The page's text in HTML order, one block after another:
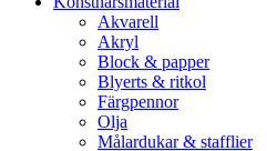
Akvarell
Akryl
Block & papper
Blyerts & ritkol
Färgpennor
Olja
Målardukar & stafflier